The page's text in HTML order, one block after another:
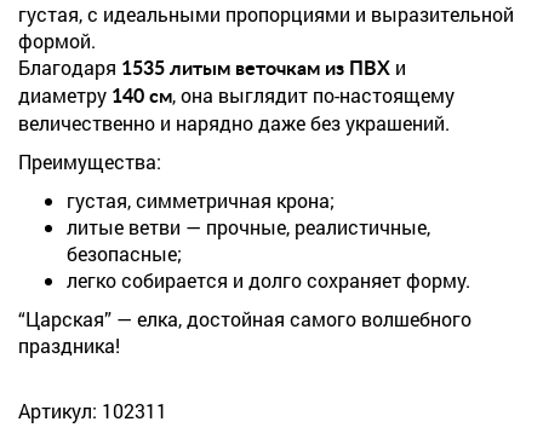
густая, с идеальными пропорциями и выразительной
формой.
Благодаря 1535 литым веточкам из ПВХ и
диаметру 140 см, она выглядит по-настоящему
величественно и нарядно даже без украшений.
Преимущества:
густая, симметричная крона;
литые ветви — прочные, реалистичные,
безопасные;
легко собирается и долго сохраняет форму.
“Царская” — елка, достойная самого волшебного
праздника!
Артикул: 102311